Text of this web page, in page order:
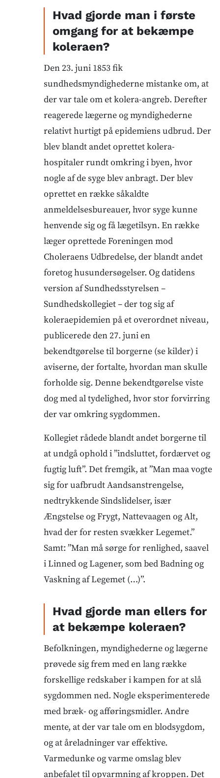
Hvad gjorde man i første
omgang for at bekæmpe
koleraen?
Den 23. juni 1853 fik
sundhedsmyndighederne mistanke om, at
der var tale om et kolera-angreb. Derefter
reagerede lægerne og myndighederne
relativt hurtigt på epidemiens udbrud. Der
blev blandt andet oprettet kolera-
hospitaler rundt omkring i byen, hvor
nogle af de syge blev anbragt. Der blev
oprettet en række såkaldte
anmeldelsesbureauer, hvor syge kunne
henvende sig og få lægetilsyn. En række
læger oprettede Foreningen mod
Choleraens Udbredelse, der blandt andet
foretog husundersøgelser. Og datidens
version af Sundhedsstyrelsen –
Sundhedskollegiet – der tog sig af
koleraepidemien på et overordnet niveau,
publicerede den 27. juni en
bekendtgørelse til borgerne (se kilder) i
aviserne, der fortalte, hvordan man skulle
forholde sig. Denne bekendtgørelse viste
dog med al tydelighed, hvor stor forvirring
der var omkring sygdommen.
Kollegiet rådede blandt andet borgerne til
at undgå ophold i ”indsluttet, fordærvet og
fugtig luft”. Det fremgik, at ”Man maa vogte
sig for uafbrudt Aandsanstrengelse,
nedtrykkende Sindslidelser, især
Ængstelse og Frygt, Nattevaagen og Alt,
hvad der for resten svækker Legemet.”
Samt: ”Man må sørge for renlighed, saavel
i Linned og Lagener, som bed Badning og
Vaskning af Legemet (…)”.
Hvad gjorde man ellers for
at bekæmpe koleraen?
Befolkningen, myndighederne og lægerne
prøvede sig frem med en lang række
forskellige redskaber i kampen for at slå
sygdommen ned. Nogle eksperimenterede
med bræk- og afføringsmidler. Andre
mente, at der var tale om en blodsygdom,
og at åreladninger var effektive.
Varmedunke og varme omslag blev
anbefalet til opvarmning af kroppen. Det